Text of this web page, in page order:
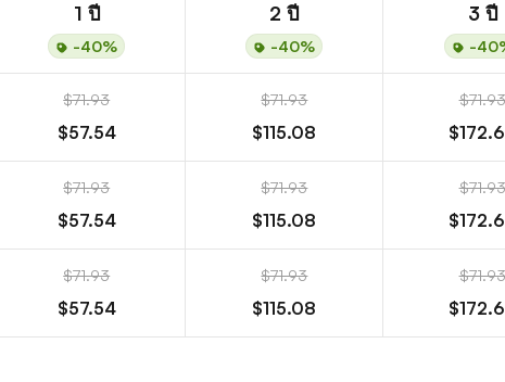
1 ปี
-40%
2 ปี
-40%
3 ปี
-
$71.93
$57.54
$71.93
$115.08
$71.93
$71.93
$57.54
$71.93
$115.08
$71.93
$71.93
$57.54
$71.93
$115.08
$71.93